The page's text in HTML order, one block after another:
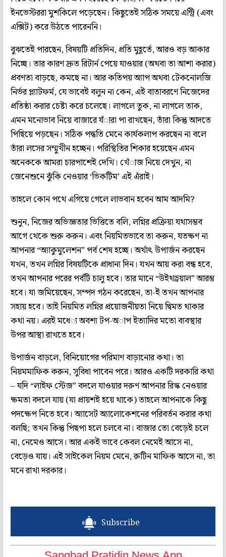
ইনভেস্টররা মুশকিলে পড়েছেন। কিছুতেই সঠিক সময়ে এন্ট্রি (এবং
এক্সিট) করে উঠতে পারেননি।
বুঝতেই পারছেন, বিষয়টি প্রতিদিন, প্রতি মুহূর্তে, আরও বড় আকার
নিচ্ছে। তার কারণ দ্রুত রিটার্ন পেয়ে যাওয়ার (অথবা তা আশা করার)
প্রবণতা বাড়ছে, কমছে না। আর কতিপয় অ‌্যাপ অথবা টেকনোলজি
নির্ভর প্ল‌্যাটফর্ম, যে ভাবেই বলুন না কেন, এই বাতাবরণে নিজেদের
প্রতিষ্ঠা করার চেষ্টা করে চলেছে। লাগলে তুক, না লাগলে তাক,
এমন মনোভাব নিয়ে বাজারে যঁারা পা রাখছেন, তাঁরা কিন্তু আদতে
পিছিয়ে পড়ছেন। সঠিক পদ্ধতি মেনে কার্যকলাপ করছেন না বলে
তাঁরা লসের সম্মুখীন হচ্ছেন। পরিস্থিতির শিকার হয়েছেন এমন
অনেককে আমরা চারপাশেই দেখি। খেঁাজ নিয়ে দেখুন, না
জেনেশুনে ঝুঁকি নেওয়ার ‘ভিকটিম’ এই এঁরাই।
তাহলে কোন পথে এগিয়ে গেলে লাভবান হবেন আম আদমি?
শুনুন, নিজের অভিজ্ঞতার ভিত্তিতে বলি, লগ্নির প্রক্রিয়া যথাসম্ভব
আগে থেকে শুরু করুন। এবং নিয়মিতভাবে তা করুন, যতক্ষণ না
আপনার “অ‌্যাকুমুলেশন” পর্ব শেষ হচ্ছে। অর্থাৎ উপার্জন করছেন
যখন, তখন লগ্নির বিষয়টিকে প্রাধান‌্য দিন। যখন আয় করা বন্ধ হবে,
তখন আপনার পরের পর্বটি চালু হবে। তার মানে “উইথড্রয়াল” আরম্ভ
হবে। যা জমিয়েছেন, সম্পদ গঠন করেছেন, তা-ই তখন আপনার
সহায় হবে। তাই নিয়মিত লগ্নির প্রয়োজনীয়তা নিয়ে দ্বিমত থাকার
কথা নয়। এরই মধে‌্য অবশ‌্য টপ-অাপ ইত‌্যাদির মতো ব‌্যবস্থার
উপর আস্থা রাখতে হবে।
উপার্জন বাড়লে, বিনিয়োগের পরিমাণ বাড়ানোর কথা। তা
নিয়মমাফিক করুন, সুবিধা পাবেন পরে। আরও একটি দরকারি কথা
– যদি “লাইফ স্টেজ” বদলে যাওয়ার দরুণ আপনার রিস্ক নেওয়ার
ক্ষমতা বদলে যায় (যা প্রায়শই হয়ে থাকে) তাহলে আপনাকে কিছু
পদক্ষেপ নিতে হবে। অ‌্যাসেট অ‌্যালোকেশনের পরিবর্তন করার কথা
বলছি; তখন কিন্তু পিছপা হলে চলবে না। বাজার তো বেড়েই চলে
না, নেমেও আসে। আর একই ভাবে কেবল নেমেই আসে না,
বেড়েও যায়। এই সাইকেল নিয়ম মেনে, রুটিন মাফিক আসে না, তা
মনে রাখা দরকার।
Subscribe